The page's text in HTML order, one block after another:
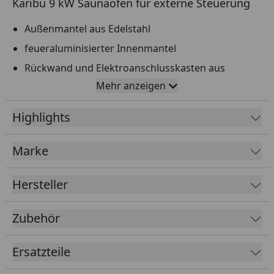
Karibu 9 kW Saunaofen für externe Steuerung
Außenmantel aus Edelstahl
feueraluminisierter Innenmantel
Rückwand und Elektroanschlusskasten aus
feueraluminisiertem Stahl
Maße (BxHxT): 41 x 50 x 37 cm (die 37 cm Tiefe sind
das Maß inkl. der Wand-Halterungen)
Passende Steuergeräte finden Sie unter dem
Reiter "Zubehör"
Geeignet für Kabinengrößen von ca. 9 bis 14 m³
Die obere Abdeckblende dieses Ofens kommt in
anthrazitfarbener Ausführung, der Ofenkorpus in
Edelstahl.
Der elektrische Anschluss dieses Saunaofens darf
nur durch einen Fachmann erfolgen, es ist kein
Haushaltsstecker enthalten.
Mehr anzeigen
Highlights
Marke
Hersteller
Zubehör
Ersatzteile